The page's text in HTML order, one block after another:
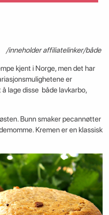
/inneholder affiliatelinker/både
kjent i Norge, men det har
er
lage disse både lavkarbo,
Bunn smaker pecannøtter
Kremen er en klassisk